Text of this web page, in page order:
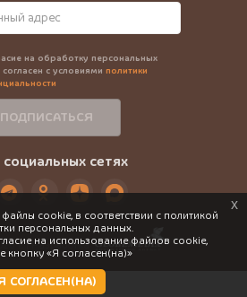
на обработку персональных
с условиями политики
ПОДПИСАТЬСЯ
сетях
г. |Разработка
cookie, в соответствии с политикой
персональных данных.
на использование файлов cookie,
кнопку «Я согласен(на)»
СОГЛАСЕН(НА)
x